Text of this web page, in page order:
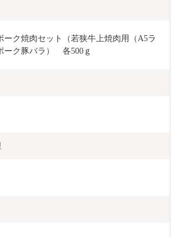
ーク焼肉セット（若狭牛上焼肉用（A5ラ
ーク豚バラ）　各500ｇ